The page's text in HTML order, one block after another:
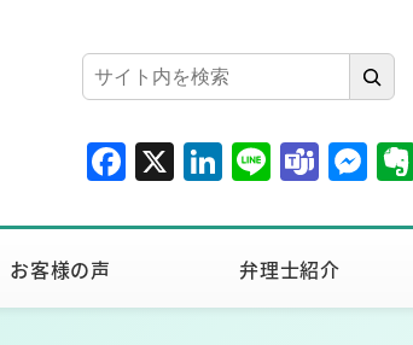
検
索
F
a
c
b
X Li
n
k
e
dI
Li
n
e
T
e
a
m
s
M
e
ss
n
お客様の声 弁理士紹介